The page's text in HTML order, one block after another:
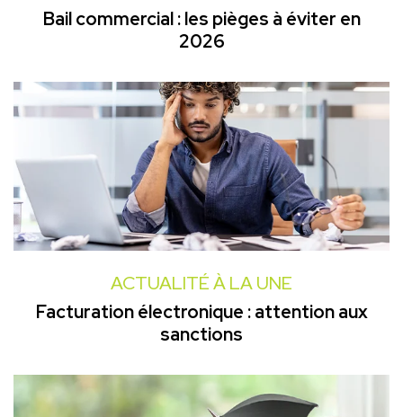
Bail commercial : les pièges à éviter en
2026
ACTUALITÉ À LA UNE
Facturation électronique : attention aux
sanctions